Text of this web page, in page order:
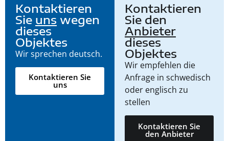
Kontaktieren
Sie uns wegen
dieses
Objektes
Wir sprechen deutsch.
Kontaktieren Sie
uns
Kontaktieren
Sie den
Anbieter
dieses
Objektes
Wir empfehlen die
Anfrage in schwedisch
oder englisch zu
stellen
Kontaktieren Sie
den Anbieter